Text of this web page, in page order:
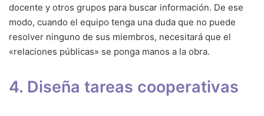
docente y otros grupos para buscar información. De ese
modo, cuando el equipo tenga una duda que no puede
resolver ninguno de sus miembros, necesitará que el
«relaciones públicas» se ponga manos a la obra.
4. Diseña tareas cooperativas